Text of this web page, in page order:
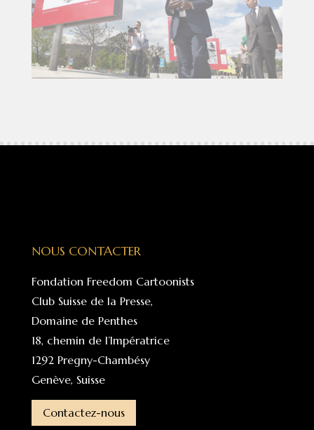
NOUS CONTACTER
Fondation Freedom Cartoonists
Club Suisse de la Presse,
Domaine de Penthes
18, chemin de l’Impératrice
1292 Pregny-Chambésy
Genève, Suisse
Contactez-nous